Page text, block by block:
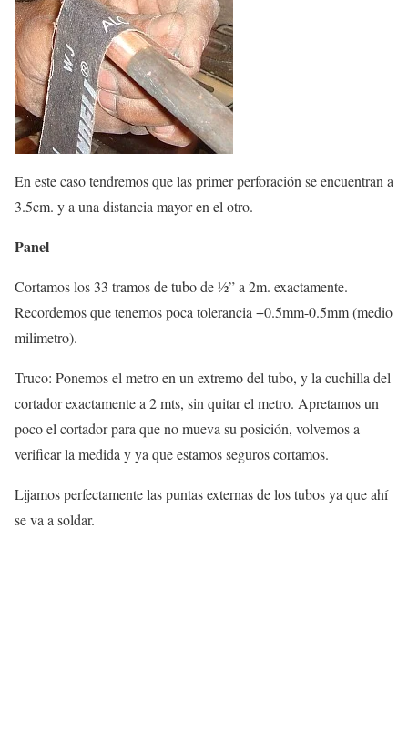
En este caso tendremos que las primer perforación se encuentran a
3.5cm. y a una distancia mayor en el otro.
Panel
Cortamos los 33 tramos de tubo de ½” a 2m. exactamente.
Recordemos que tenemos poca tolerancia +0.5mm-0.5mm (medio
milimetro).
Truco: Ponemos el metro en un extremo del tubo, y la cuchilla del
cortador exactamente a 2 mts, sin quitar el metro. Apretamos un
poco el cortador para que no mueva su posición, volvemos a
verificar la medida y ya que estamos seguros cortamos.
Lijamos perfectamente las puntas externas de los tubos ya que ahí
se va a soldar.